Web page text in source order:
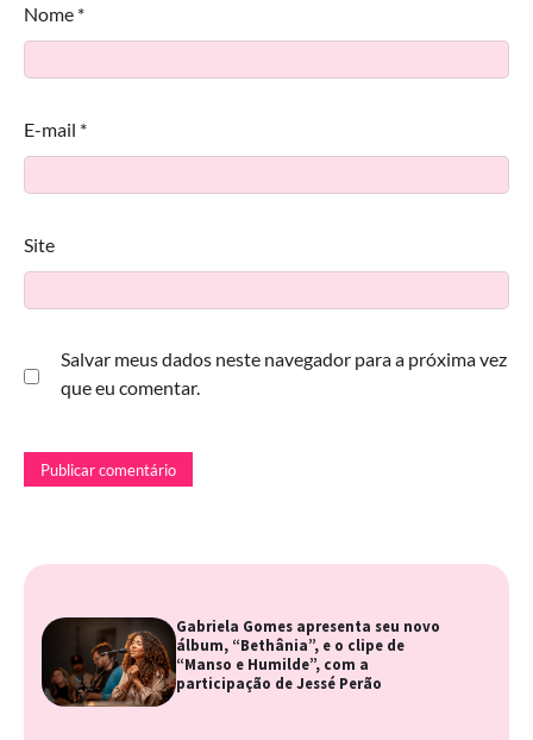
Nome *
E-mail *
Site
Salvar meus dados neste navegador para a próxima vez
que eu comentar.
Gabriela Gomes apresenta seu novo
álbum, “Bethânia”, e o clipe de
“Manso e Humilde”, com a
participação de Jessé Perão